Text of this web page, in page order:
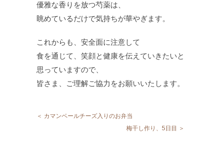
優雅な香りを放つ芍薬は、
眺めているだけで気持ちが華やぎます。
これからも、安全面に注意して
食を通じて、笑顔と健康を伝えていきたいと
思っていますので、
皆さま、ご理解ご協力をお願いいたします。
＜ カマンベールチーズ入りのお弁当
梅干し作り、5日目 ＞